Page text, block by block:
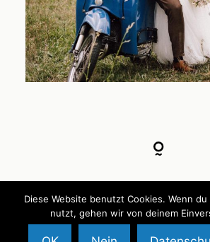
Diese Website benutzt Cookies. Wenn
nutzt, gehen wir von deinem